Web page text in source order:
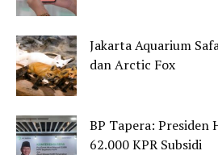
Jakarta Aquarium
dan Arctic Fox
BP Tapera: Presiden
62.000 KPR Subsidi